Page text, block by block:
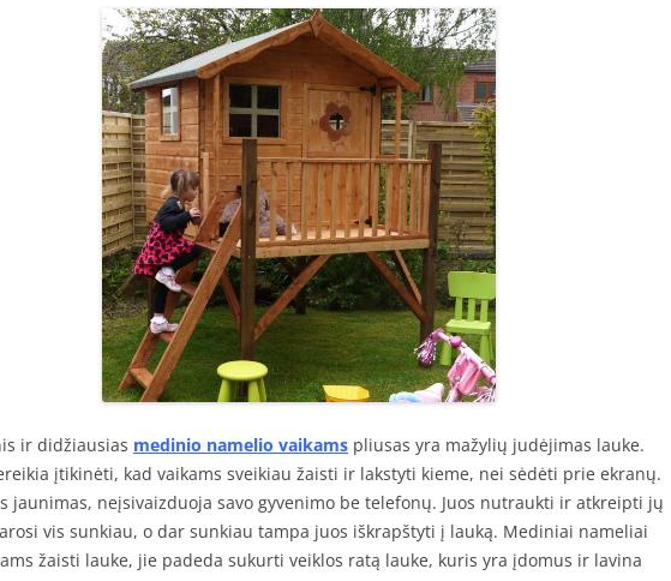
ir didžiausias medinio namelio vaikams pliusas yra mažylių judėjimas lauke.
įtikinėti, kad vaikams sveikiau žaisti ir lakstyti kieme, nei sėdėti prie ekranų.
jaunimas, neįsivaizduoja savo gyvenimo be telefonų. Juos nutraukti ir atkreipti jų
vis sunkiau, o dar sunkiau tampa juos iškrapštyti į lauką. Mediniai nameliai
žaisti lauke, jie padeda sukurti veiklos ratą lauke, kuris yra įdomus ir lavina